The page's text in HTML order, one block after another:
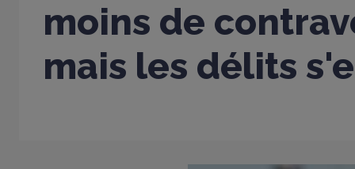
moins de
mais les délits